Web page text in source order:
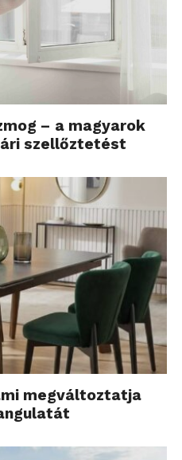
– a magyarok
szellőztetést
megváltoztatja